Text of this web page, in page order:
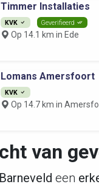
Timmer Installaties
KVK Geverifieerd
Op 14.1 km in Ede
Lomans Amersfoort
KVK
Op 14.7 km in
van
Barneveld een